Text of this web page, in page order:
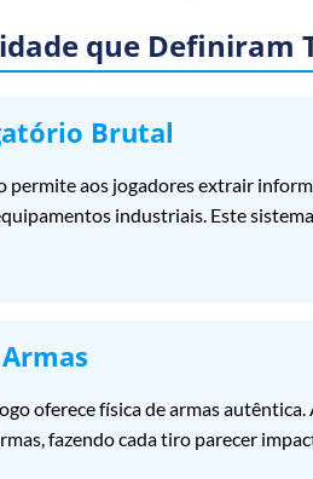
que Definiram
Brutal
aos jogadores extrair
industriais. Este
oferece física de armas
fazendo cada tiro parecer